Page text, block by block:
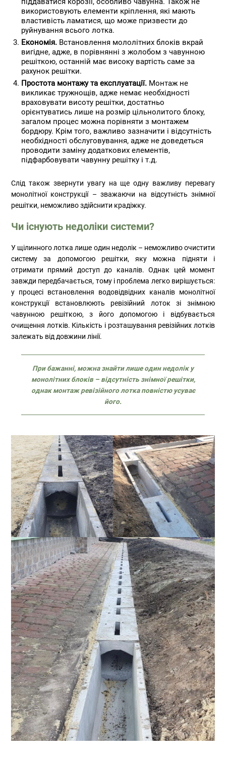
піддаватися корозії, особливо чавунна. Також не
використовують елементи кріплення, які мають
властивість ламатися, що може призвести до
руйнування всього лотка.
Економія. Встановлення мололітних блоків вкрай
вигідне, адже, в порівнянні з жолобом з чавунною
решіткою, останній має високу вартість саме за
рахунок решітки.
Простота монтажу та експлуатації. Монтаж не
викликає тружнощів, адже немає необхідності
враховувати висоту решітки, достатньо
орієнтуватись лише на розмір цільнолитого блоку,
загалом процес можна порівняти з монтажем
бордюру. Крім того, важливо зазначити і відсутність
необхідності обслуговування, адже не доведеться
проводити заміну додаткових елементів,
підфарбовувати чавунну решітку і т.д.
Слід також звернути увагу на ще одну важливу перевагу
монолітної конструкції – зважаючи на відсутність знімної
решітки, неможливо здійснити крадіжку.
Чи існують недоліки системи?
У щілинного лотка лише один недолік – неможливо очистити
систему за допомогою решітки, яку можна підняти і
отримати прямий доступ до каналів. Однак цей момент
завжди передбачається, тому і проблема легко вирішується:
у процесі встановлення водовідвідних каналів монолітної
конструкції встановлюють ревізійний лоток зі знімною
чавунною решіткою, з його допомогою і відбувається
очищення лотків. Кількість і розташування ревізійних лотків
залежать від довжини лінії.
При бажанні, можна знайти лише один недолік у
монолітних блоків – відсутність знімної решітки,
однак монтаж ревізійного лотка повністю усуває
його.